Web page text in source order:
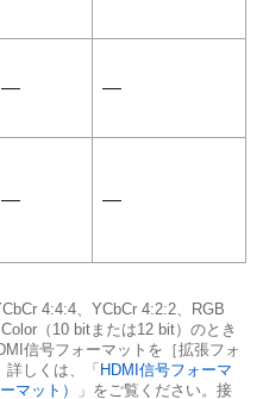
― ―
― ―
4:4:4、YCbCr 4:2:2、RGB
（10 bitまたは12 bit）のとき
信号フォーマットを［拡張フォ
詳しくは、「HDMI信号フォーマ
マット ）
」をご覧ください。接